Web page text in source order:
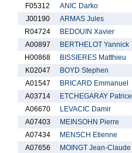
F05312
ANIC Darko
J00190
ARMAS Jules
R04724
BEDOUIN Xavier
A00897
BERTHELOT Yannick
H00868
BISSIERES Matthieu
K02047
BOYD Stephen
A01547
BRICARD Emmanuel
A03714
ETCHEGARAY Patrice
A06670
LEVACIC Damir
A07403
MEINSOHN Pierre
A07434
MENSCH Etienne
A07656
MOINGT Jean-Claude